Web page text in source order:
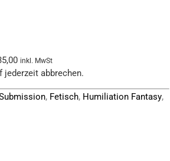
inkl. MwSt
jederzeit abbrechen.
, Fetisch, Humiliation Fantasy,